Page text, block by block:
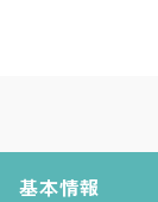
基本情報